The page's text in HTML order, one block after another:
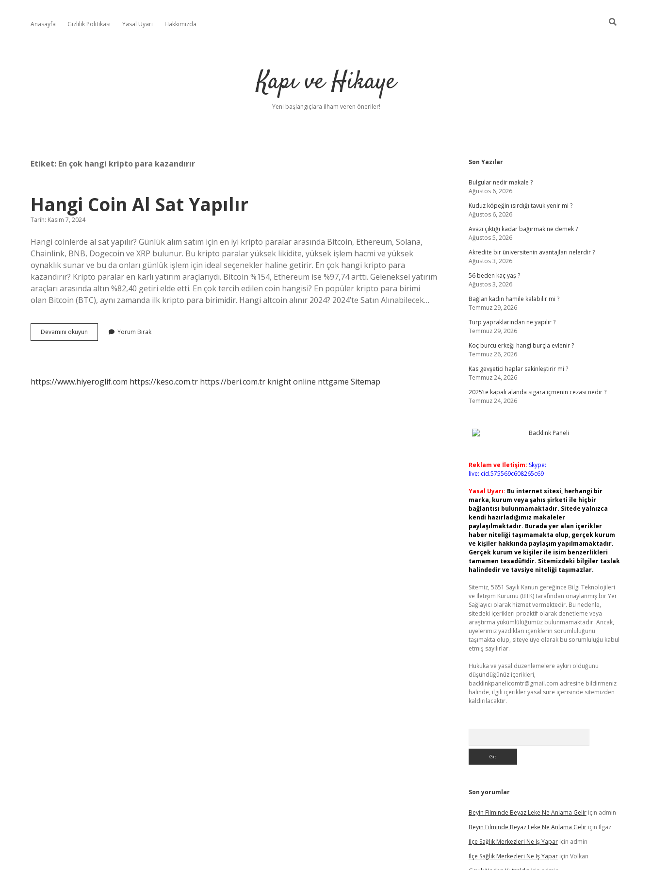
Anasayfa Gizlilik Politikası Yasal Uyarı Hakkımızda
Kapı ve Hikaye
Yeni başlangıçlara ilham veren öneriler!
Etiket: En çok hangi kripto para kazandırır
Hangi Coin Al Sat Yapılır
Tarih: Kasım 7, 2024
Hangi coinlerde al sat yapılır? Günlük alım satım için en iyi kripto paralar arasında Bitcoin, Ethereum, Solana,
Chainlink, BNB, Dogecoin ve XRP bulunur. Bu kripto paralar yüksek likidite, yüksek işlem hacmi ve yüksek
oynaklık sunar ve bu da onları günlük işlem için ideal seçenekler haline getirir. En çok hangi kripto para
kazandırır? Kripto paralar en karlı yatırım araçlarıydı. Bitcoin %154, Ethereum ise %97,74 arttı. Geleneksel yatırım
araçları arasında altın %82,40 getiri elde etti. En çok tercih edilen coin hangisi? En popüler kripto para birimi
olan Bitcoin (BTC), aynı zamanda ilk kripto para birimidir. Hangi altcoin alınır 2024? 2024’te Satın Alınabilecek…
Devamını okuyun
Coin
Yorum Bırak
https://www.hiyeroglif.com https://keso.com.tr https://beri.com.tr knight online nttgame Sitemap
Sidebar
Son Yazılar
Bulgular nedir makale ?
Ağustos 6, 2026
Kuduz köpeğin ısırdığı tavuk yenir mi ?
Ağustos 6, 2026
Avazı çıktığı kadar bağırmak ne demek ?
Ağustos 5, 2026
Akredite bir üniversitenin avantajları nelerdir ?
Ağustos 3, 2026
56 beden kaç yaş ?
Ağustos 3, 2026
Bağlan kadın hamile kalabilir mi ?
Temmuz 29, 2026
Turp yapraklarından ne yapılır ?
Temmuz 29, 2026
Koç burcu erkeği hangi burçla evlenir ?
Temmuz 26, 2026
Kas gevşetici haplar sakinleştirir mi ?
Temmuz 24, 2026
2025’te kapalı alanda sigara içmenin cezası nedir ?
Temmuz 24, 2026
Reklam ve İletişim: Skype:
live:.cid.575569c608265c69
Yasal Uyarı: Bu internet sitesi, herhangi bir
marka, kurum veya şahıs şirketi ile hiçbir
bağlantısı bulunmamaktadır. Sitede yalnızca
kendi hazırladığımız makaleler
paylaşılmaktadır. Burada yer alan içerikler
haber niteliği taşımamakta olup, gerçek kurum
ve kişiler hakkında paylaşım yapılmamaktadır.
Gerçek kurum ve kişiler ile isim benzerlikleri
tamamen tesadüfidir. Sitemizdeki bilgiler taslak
halindedir ve tavsiye niteliği taşımazlar.
Sitemiz, 5651 Sayılı Kanun gereğince Bilgi Teknolojileri
ve İletişim Kurumu (BTK) tarafından onaylanmış bir Yer
Sağlayıcı olarak hizmet vermektedir. Bu nedenle,
sitedeki içerikleri proaktif olarak denetleme veya
araştırma yükümlülüğümüz bulunmamaktadır. Ancak,
üyelerimiz yazdıkları içeriklerin sorumluluğunu
taşımakta olup, siteye üye olarak bu sorumluluğu kabul
etmiş sayılırlar.
Hukuka ve yasal düzenlemelere aykırı olduğunu
düşündüğünüz içerikleri,
backlinkpanelicomtr@gmail.com adresine bildirmeniz
halinde, ilgili içerikler yasal süre içerisinde sitemizden
kaldırılacaktır.
Son yorumlar
Beyin Filminde Beyaz Leke Ne Anlama Geliriçin admin
Beyin Filminde Beyaz Leke Ne Anlama Geliriçin Ilgaz
Ilçe Sağlık Merkezleri Ne Iş Yapariçin admin
Ilçe Sağlık Merkezleri Ne Iş Yapariçin Volkan